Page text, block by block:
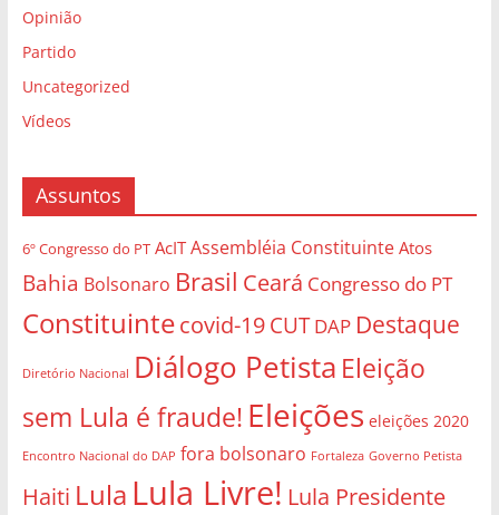
Opinião
Partido
Uncategorized
Vídeos
Assuntos
6º Congresso do PT AcIT Assembléia Constituinte Atos
Bahia Bolsonaro Brasil Ceará Congresso do PT
Constituintecovid-19CUT DAP Destaque
Diretório Nacional Diálogo Petista Eleição
sem Lula é fraude! Eleições eleições 2020
Encontro Nacional do DAP fora bolsonaro Fortaleza Governo Petista
Haiti Lula Lula Livre! Lula Presidente